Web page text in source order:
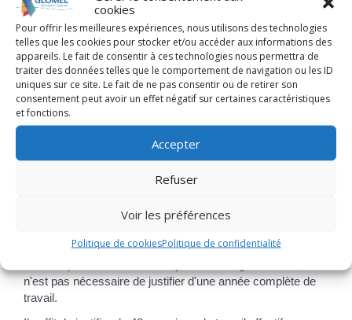
cookies
Pour offrir les meilleures expériences, nous utilisons des technologies
telles que les cookies pour stocker et/ou accéder aux informations des
appareils. Le fait de consentir à ces technologies nous permettra de
traiter des données telles que le comportement de navigation ou les ID
uniques sur ce site. Le fait de ne pas consentir ou de retirer son
consentement peut avoir un effet négatif sur certaines caractéristiques
et fonctions.
Accepter
Refuser
Voir les préférences
Politique de cookiesPolitique de confidentialité
aux-particulier/?xml=F3087">congé
de bilan de compétences</a>, <a
href="https://www.glomel.fr/services-
aux-particulier/?xml=F14018">projet
de transition professionnelle (PTP)
ex-Cif</a>, <a
href="https://www.glomel.fr/services-
aux-particulier/?xml=F2320">congé
de formation économique, sociale et
syndicale</a>)
Rappel ou maintien au service
Toute période équivalente à 4 semaines ou 24 jours est
assimilée à un mois de travail effectif.
n'est pas nécessaire de justifier d'une année complète de
travail.